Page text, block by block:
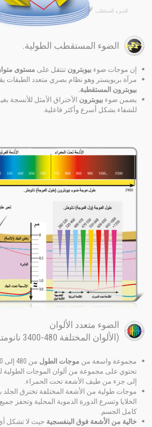
الضوء المستقطب الطولية.
إن موجات ضوء بيوبترون تنتقل على مستوى
مرآة بريويستر وهو نظام بصري متعدد الطبقات
بيوبترون المستقطبة.
يضمن ضوء بيوبترون الأختراق الأمثل للأنسجة
للشفاء بشكل أسرع وأكثر فاعلية.
الضوء متعدد الألوان
(الألوان المختلفة 480-3400 نانومتر)
مجموعة واسعة من موجات الطول
تحتوي على مجموعة من ألوان الموجات الطولية
إلى جزء من طيف الأشعة تحت الحمراء.
موجات طولية من الأشعة المختلفة تخترق الجلد
الخلايا وتسرع الدورة الدموية المحلية وتحفز
كامل الجسم.
خالية من الأشعة فوق البنفسجية حيث لا تشكل